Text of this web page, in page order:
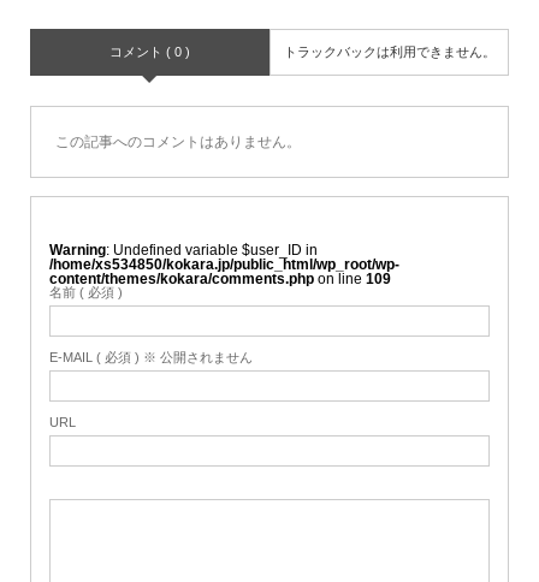
コメント ( 0 ) トラックバックは利用できません。
この記事へのコメントはありません。
Warning : Undefined variable $user_ID in
/home/xs534850/kokara.jp/public_html/wp_root/wp-
content/themes/kokara/comments.phpon line 109
名前 ( 必須 )
E-MAIL ( 必須 ) ※ 公開されません
URL